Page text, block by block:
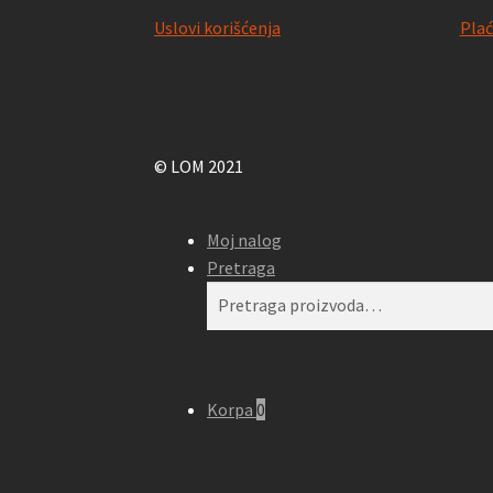
Uslovi korišćenja
© LOM 2021
Moj nalog
Pretraga
Korpa0